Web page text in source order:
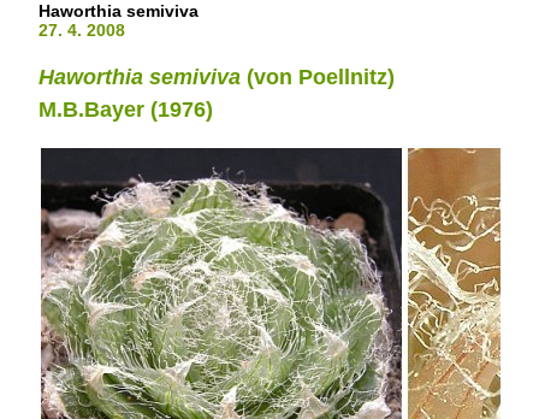
Haworthia semiviva
27. 4. 2008
Haworthia semiviva (von Poellnitz)
M.B.Bayer (1976)